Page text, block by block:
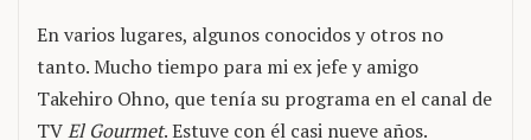
En varios lugares, algunos conocidos y otros no
tanto. Mucho tiempo para mi ex jefe y amigo
Takehiro Ohno, que tenía su programa en el canal de
TVEl Gourmet. Estuve con él casi nueve años.